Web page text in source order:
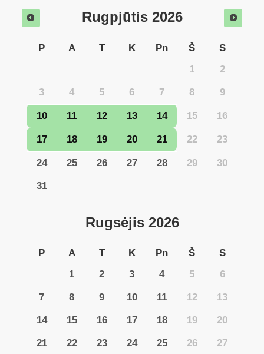
Rugpjūtis 2026
P A T K Pn Š
S
1
2
3 4 5 6 7 8 9
10 11 12 13 14 15 16
17 18 19 20 21 22 23
24 25 26 27 28 29 30
31
Rugsėjis 2026
P A T K Pn Š
S
1
2 3 4 5 6
7 8 9 10 11 12 13
14 15 16 17 18 19 20
21 22 23 24 25 26 27